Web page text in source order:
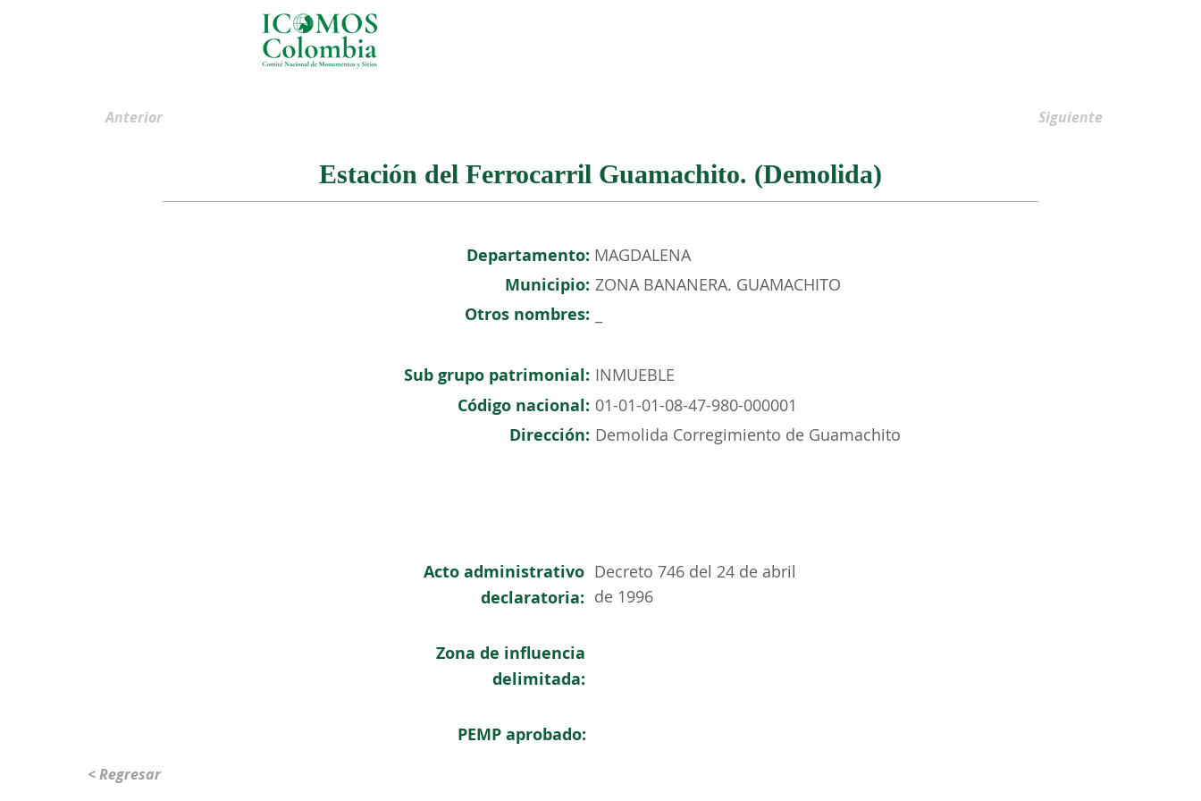
Anterior Siguiente
Estación del Ferrocarril Guamachito. (Demolida)
Departamento: MAGDALENA
Municipio: ZONA BANANERA. GUAMACHITO
Otros nombres:
Sub grupo patrimonial: INMUEBLE
Código nacional: 01-01-01-08-47-980-000001
Dirección: Demolida Corregimiento de Guamachito
Acto administrativo
declaratoria:
Decreto 746 del 24 de abril
de 1996
Zona de influencia
delimitada:
< Regresar
PEMP aprobado: